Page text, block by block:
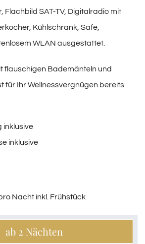
Flachbild SAT-TV, Digitalradio mit
Kühlschrank, Safe,
WLAN ausgestattet.
flauschigen Bademänteln und
für Ihr Wellnessvergnügen bereits
inklusive
inklusive
Nacht inkl. Frühstück
ab 2 Nächten